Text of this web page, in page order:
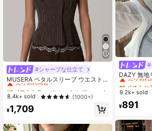
#シャープな仕立て
MUSERA ペタルスリーブ ウエスト
シェイプ ストライプシャツ 春夏向け
コージー コテージコア Y2K ココクラ
ウド
#1 ベストセラー
売り切れ間近！
#1 ベストセラー
売り切れ間近！
#1 ベストセラー
売り切れ間近！
#1 ベストセラー
に シック レディーストップス、ブラウス、Tシャツ
売り切れ間近！
8.4k+ sold (1000+)
¥1,709
#
DAZY 無地
レディース
リーブ、き
#1 ベストセ
売り切れ
#1 ベストセ
売り切れ
#1 ベストセ
売り切れ
#1 ベストセ
売り切れ
9.2k+ sold
¥891